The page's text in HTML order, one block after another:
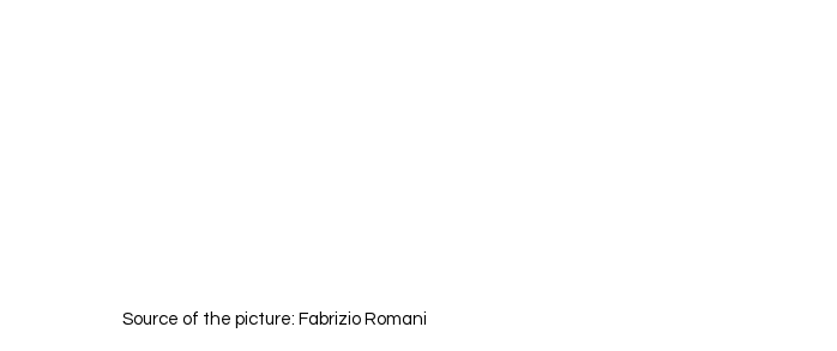
Source of the picture: Fabrizio Romani